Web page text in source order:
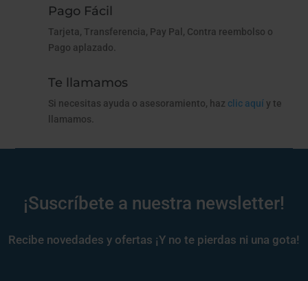
Pago Fácil
Tarjeta, Transferencia, Pay Pal, Contra reembolso o
Pago aplazado.
Te llamamos
Si necesitas ayuda o asesoramiento, haz clic aquíy te
llamamos.
¡Suscríbete a nuestra newsletter!
Recibe novedades y ofertas ¡Y no te pierdas ni una gota!